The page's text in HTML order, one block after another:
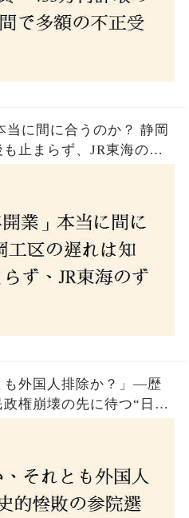
当に間に合うのか？ 静岡
止まらず、JR東海のず
も外国人排除か？」―歴
権崩壊の先に待つ“日本